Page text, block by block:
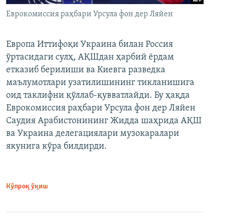
Еврокомиссия раҳбари Урсула фон дер Ляйен
Европа Иттифоқи Украина билан Россия
ўртасидаги сулҳ, АҚШдан ҳарбий ёрдам
етказиб берилиши ва Киевга разведка
маълумотлари узатилишининг тикланишига
оид таклифни қўллаб-қувватлайди. Бу ҳақда
Еврокомиссия раҳбари Урсула фон дер Ляйен
Саудия Арабистонининг Жидда шаҳрида АҚШ
ва Украина делегациялари музокаралари
якунига кўра билдирди.
Кўпроқ ўқиш